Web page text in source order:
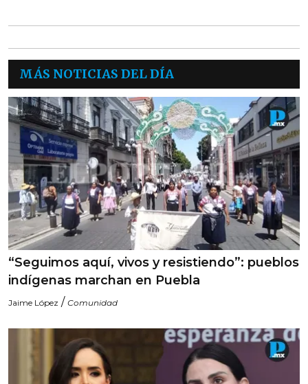
MÁS NOTICIAS DEL DÍA
“Seguimos aquí, vivos y resistiendo”: pueblos
indígenas marchan en Puebla
Jaime López / Comunidad